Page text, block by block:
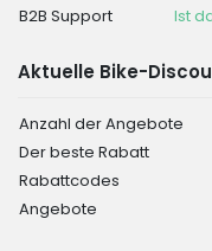
B2B Support
Ist
Aktuelle Bike-
Anzahl der Angebote
Der beste Rabatt
Rabattcodes
Angebote